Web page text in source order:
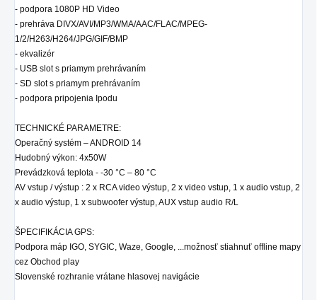
- podpora 1080P HD Video
- prehráva DIVX/AVI/MP3/WMA/AAC/FLAC/MPEG-
1/2/H263/H264/JPG/GIF/BMP
- ekvalizér
- USB slot s priamym prehrávaním
- SD slots priamym prehrávaním
- podpora pripojenia Ipodu
TECHNICKÉ PARAMETRE:
Operačný systém – ANDROID 14
Hudobný výkon: 4x50W
Prevádzková teplota - -30 °C – 80 °C
AV vstup / výstup : 2 x RCA video výstup, 2 x video vstup, 1 x audio vstup, 2
x audio výstup, 1 x subwoofer výstup, AUX vstup audio R/L
ŠPECIFIKÁCIA GPS:
Podpora máp IGO, SYGIC, Waze, Google, ...možnosť stiahnuť offline mapy
cez Obchod play
Slovenské rozhranie vrátane hlasovej navigácie